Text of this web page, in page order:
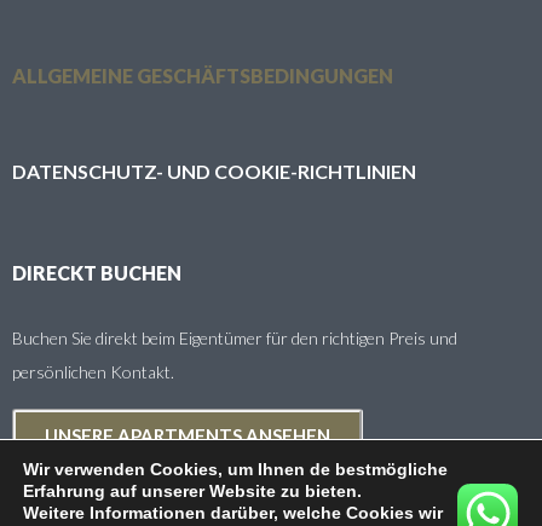
ALLGEMEINE GESCHÄFTSBEDINGUNGEN
DATENSCHUTZ- UND COOKIE-RICHTLINIEN
DIRECKT BUCHEN
Buchen Sie direkt beim Eigentümer für den richtigen Preis und
persönlichen Kontakt.
UNSERE APARTMENTS ANSEHEN
Wir verwenden Cookies, um Ihnen de bestmögliche
Erfahrung auf unserer Website zu bieten.
Weitere Informationen darüber, welche Cookies wir